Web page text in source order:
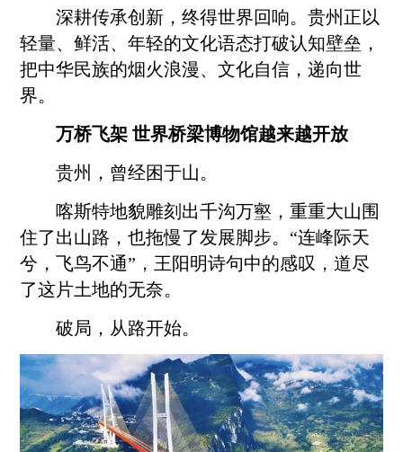
深耕传承创新，终得世界回响。贵州正以
轻量、鲜活、年轻的文化语态打破认知壁垒，
把中华民族的烟火浪漫、文化自信，递向世
界。
万桥飞架 世界桥梁博物馆越来越开放
贵州，曾经困于山。
喀斯特地貌雕刻出千沟万壑，重重大山围
住了出山路，也拖慢了发展脚步。“连峰际天
兮，飞鸟不通”，王阳明诗句中的感叹，道尽
了这片土地的无奈。
破局，从路开始。